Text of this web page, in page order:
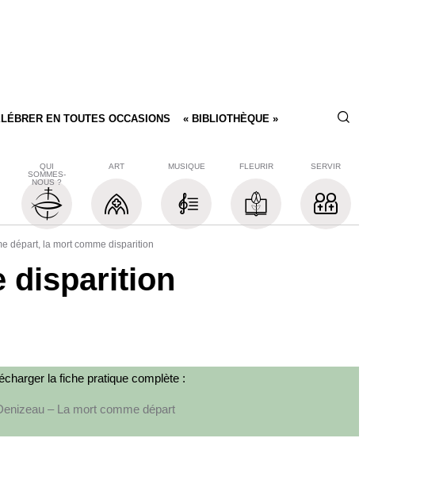
EN TOUTES OCCASIONS « BIBLIOTHÈQUE »
QUI
SOMMES-
NOUS ?
ART MUSIQUE FLEURIR SERVIR
départ, la mort comme disparition
disparition
la fiche pratique complète :
– La mort comme départ